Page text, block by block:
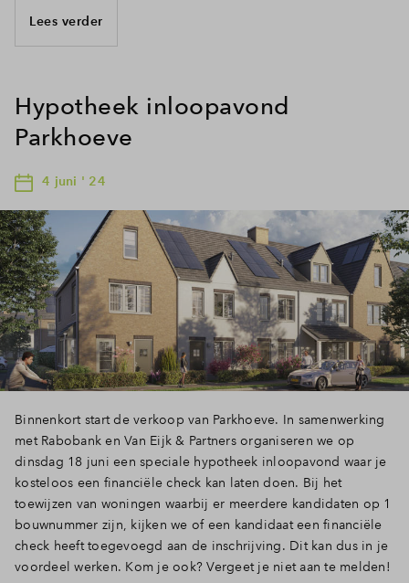
Inloggen
Lees verder
Hypotheek inloopavond
Parkhoeve
4 juni ' 24
Binnenkort start de verkoop van Parkhoeve. In samenwerking
met Rabobank en Van Eijk & Partners organiseren we op
dinsdag 18 juni een speciale hypotheek inloopavond waar je
kosteloos een financiële check kan laten doen. Bij het
toewijzen van woningen waarbij er meerdere kandidaten op 1
bouwnummer zijn, kijken we of een kandidaat een financiële
check heeft toegevoegd aan de inschrijving. Dit kan dus in je
voordeel werken. Kom je ook? Vergeet je niet aan te melden!